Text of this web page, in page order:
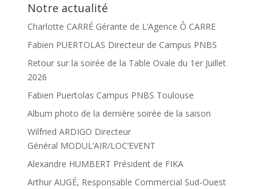
Notre actualité
Charlotte CARRÉ Gérante de L’Agence Ô CARRE
Fabien PUERTOLAS Directeur de Campus PNBS
Retour sur la soirée de la Table Ovale du 1er Juillet
2026
Fabien Puertolas Campus PNBS Toulouse
Album photo de la dernière soirée de la saison
Wilfried ARDIGO Directeur
Général MODUL’AIR/LOC’EVENT
Alexandre HUMBERT Président de FIKA
Arthur AUGÉ, Responsable Commercial Sud-Ouest